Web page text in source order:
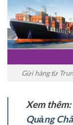
Gửi hàng từ
Xem thêm:
Quảng